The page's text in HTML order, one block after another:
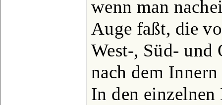
wenn man
Auge faßt, die
West-, Süd- und
nach dem
In den einzelnen